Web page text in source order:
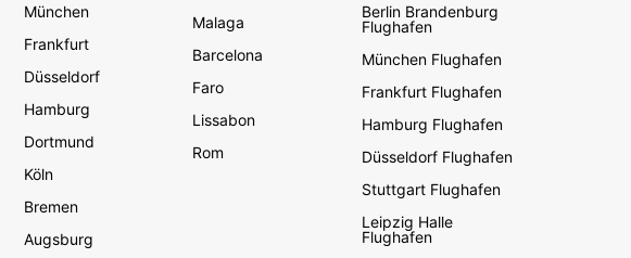
München
Frankfurt
Düsseldorf
Hamburg
Dortmund
Köln
Bremen
Augsburg
Malaga
Barcelona
Faro
Lissabon
Rom
Berlin Brandenburg
Flughafen
München Flughafen
Frankfurt Flughafen
Hamburg Flughafen
Düsseldorf Flughafen
Stuttgart Flughafen
Leipzig Halle
Flughafen